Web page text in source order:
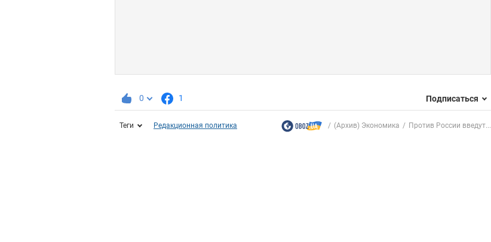
0 1 Подписаться
Теги Редакционная политика (Архив) Экономика Против России введут...